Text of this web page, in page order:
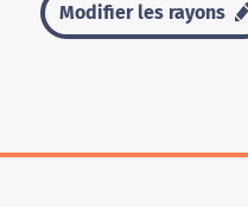
Modifier les rayons